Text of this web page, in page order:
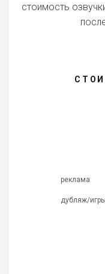
стоимость
реклама
дубляж/